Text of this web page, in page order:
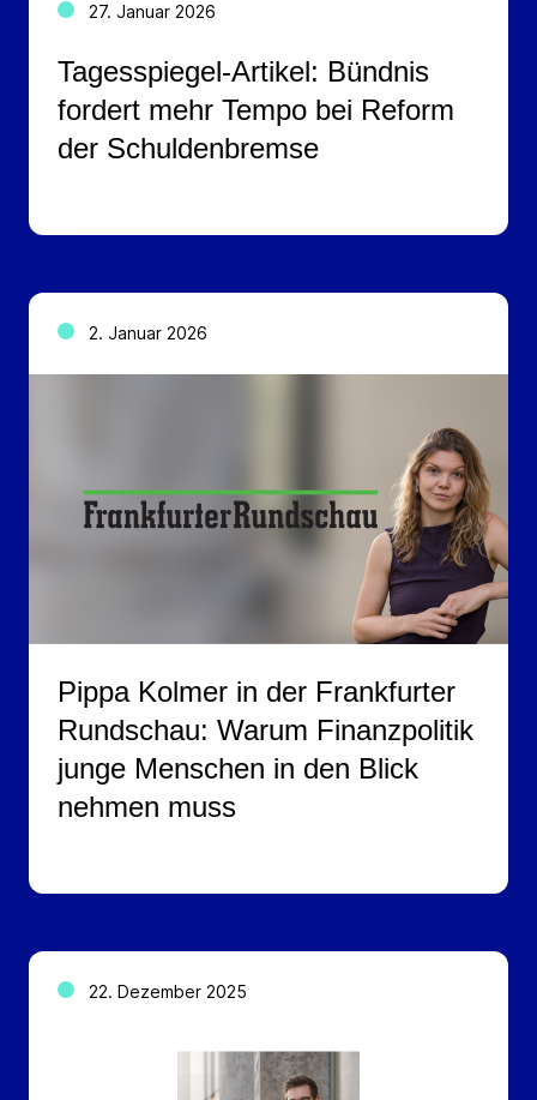
27. Januar 2026
Tagesspiegel-Artikel: Bündnis
fordert mehr Tempo bei Reform
der Schuldenbremse
2. Januar 2026
Pippa Kolmer in der Frankfurter
Rundschau: Warum Finanzpolitik
junge Menschen in den Blick
nehmen muss
22. Dezember 2025